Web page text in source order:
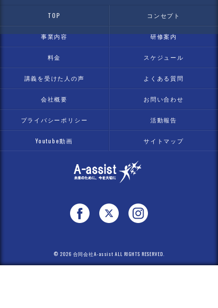
TOP コンセプト
事業内容 研修案内
料金 スケジュール
講義を受けた人の声 よくある質問
会社概要 お問い合わせ
プライバシーポリシー 活動報告
Youtube動画 サイトマップ
© 2026 合同会社A-assist ALL RIGHTS RESERVED.